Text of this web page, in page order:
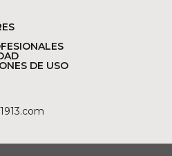
DE USO